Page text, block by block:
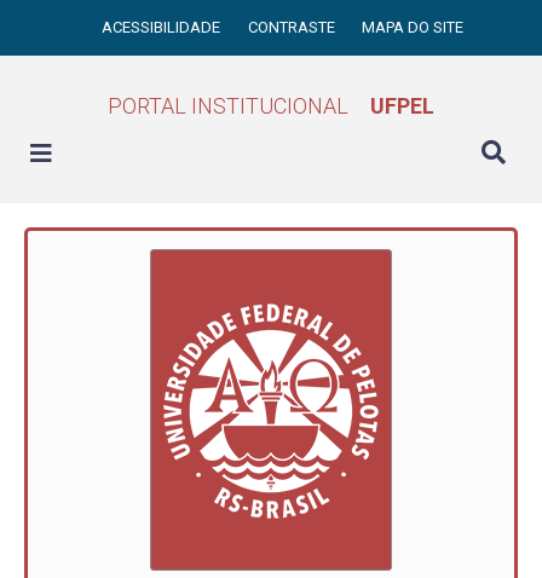
ACESSIBILIDADE CONTRASTE MAPA DO SITE
PORTAL INSTITUCIONAL UFPEL